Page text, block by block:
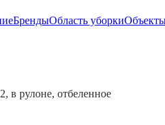
БрендыОбласть уборки
в рулоне, отбеленное